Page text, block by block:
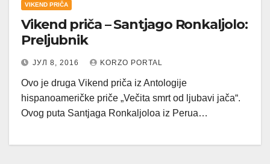
VIKEND PRIČA
Vikend priča – Santjago Ronkaljolo:
Preljubnik
ЈУЛ 8, 2016 KORZO PORTAL
Ovo je druga Vikend priča iz Antologije
hispanoameričke priče „Večita smrt od ljubavi jača“.
Ovog puta Santjaga Ronkaljoloa iz Perua…